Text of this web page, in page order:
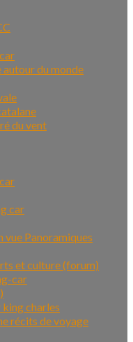
autour du monde
du vent
car
vue Panoramiques
et culture (forum)
car
charles
récits de voyage